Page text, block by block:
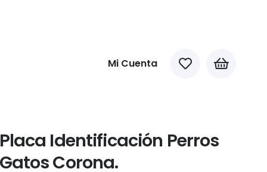
Mi Cuenta
Identificación Perros
Corona.